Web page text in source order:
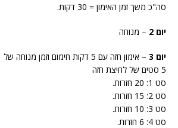
סה"כ משך זמן האימון = 30 דקות.
יום 2 – מנוחה
יום 3
– אימון חזה עם 5 דקות חימום וזמן מנוחה של 3-4 דקות בין סטים.
5 סטים של לחיצת חזה
סט 1: 20 חזרות.
סט 2: 15 חזרות.
סט 3: 10 חזרות.
סט 4: 6 חזרות.